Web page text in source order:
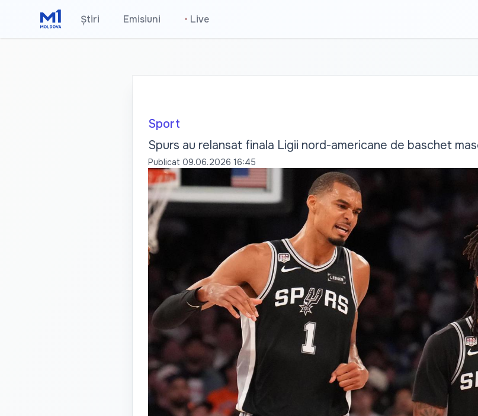
Știri Emisiuni • Live
Sport
Spurs au relansat finala Ligii nord-americane de baschet
Publicat 09.06.2026 16:45